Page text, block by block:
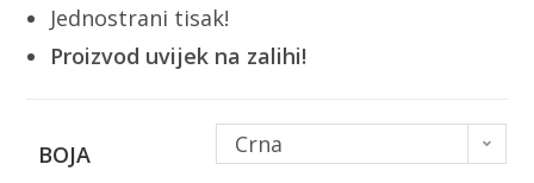
Jednostrani tisak!
Proizvod uvijek na zalihi!
BOJA Crna